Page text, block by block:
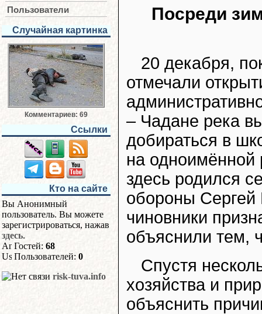
Пользователи
Случайная картинка
Комментариев: 69
Ссылки
Кто на сайте
Вы Анонимный
пользователь. Вы можете
зарегистрироваться, нажав
здесь.
Гостей: 68
Пользователей: 0
risk-tuva.info
Посреди
20 декабря,
отмечали
– Чадане река
добираться в
на одноимённой
здесь родился
обороны Сергей
чиновники
объяснили тем,
Спустя
хозяйства и
объяснить